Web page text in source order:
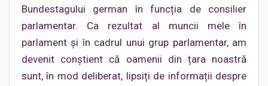
Bundestagului german în funcția de consilier
parlamentar. Ca rezultat al muncii mele în
parlament și în cadrul unui grup parlamentar, am
devenit conștient că oamenii din țara noastră
sunt, în mod deliberat, lipsiți de informații despre